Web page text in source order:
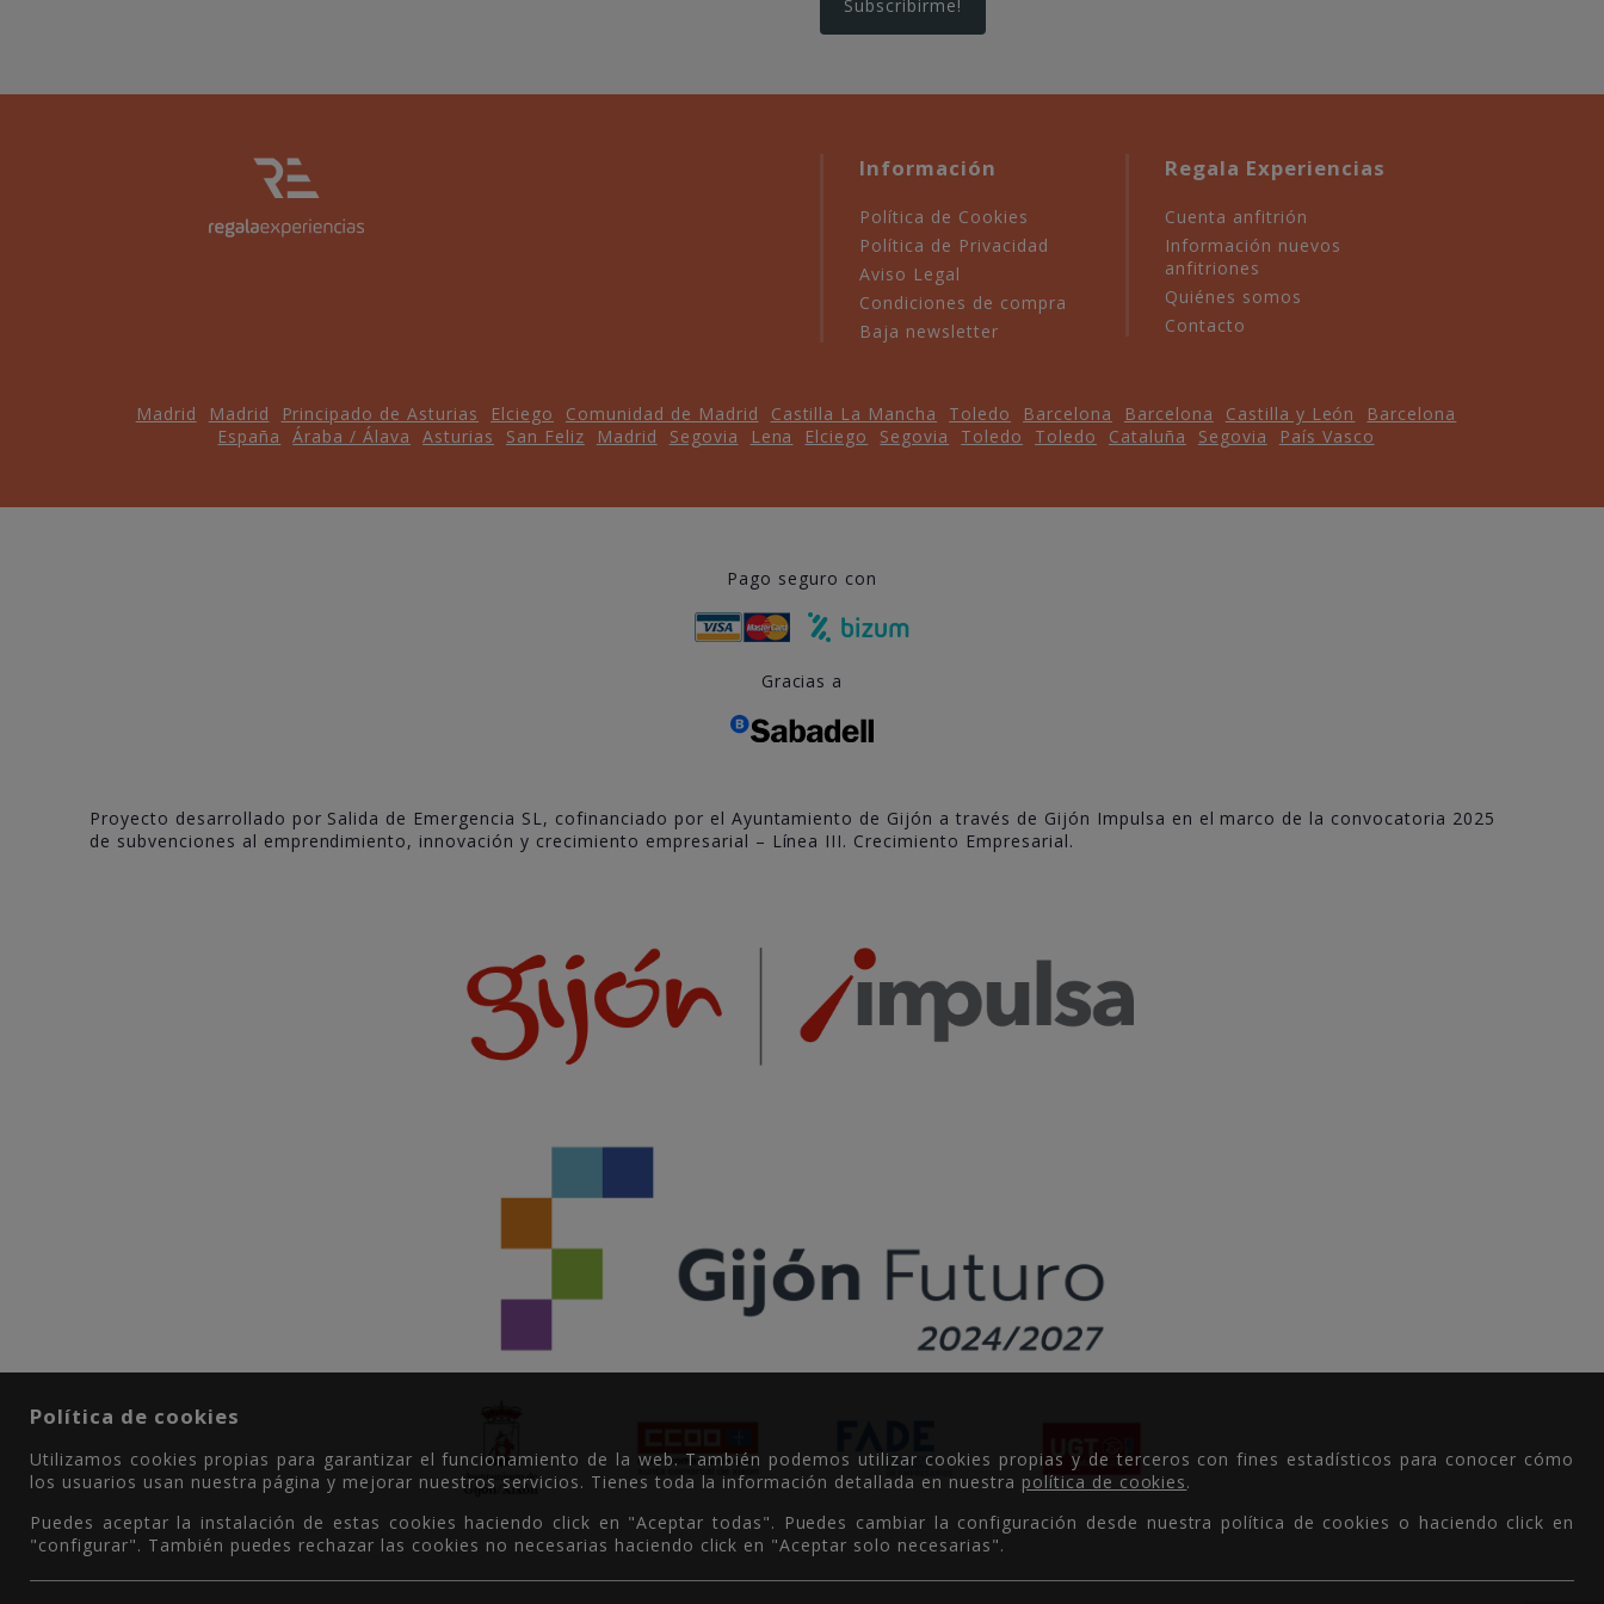
Información
Política de Cookies
Política de Privacidad
Aviso Legal
Condiciones de compra
Baja newsletter
Regala Experiencias
Cuenta anfitrión
Información nuevos
anfitriones
Quiénes somos
Contacto
Madrid Madrid Principado de Asturias Elciego Comunidad de Madrid Castilla La Mancha Toledo Barcelona Barcelona Castilla y León
Barcelona
España
Áraba / Álava Asturias San Feliz Madrid Segovia Lena Elciego Segovia Toledo Toledo Cataluña Segovia País Vasco
Pago seguro con
Gracias a
Proyecto desarrollado por Salida de Emergencia SL, cofinanciado por el Ayuntamiento de Gijón a través de Gijón Impulsa en el marco de la convocatoria 2025
de subvenciones al emprendimiento, innovación y crecimiento empresarial – Línea III. Crecimiento Empresarial.
Política de cookies
Utilizamos cookies propias para garantizar el funcionamiento de la web. También podemos utilizar cookies propias y de terceros con fines estadísticos para conocer cómo
los usuarios usan nuestra página y mejorar nuestros servicios. Tienes toda la información detallada en nuestra política de cookies.
Puedes aceptar la instalación de estas cookies haciendo click en "Aceptar todas". Puedes cambiar la configuración desde nuestra política de cookies o haciendo click en
"configurar". También puedes rechazar las cookies no necesarias haciendo click en "Aceptar solo necesarias".